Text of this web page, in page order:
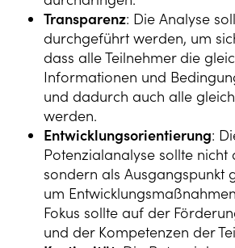
Transparenz: Die Analyse
durchgeführt werden, um
dass alle Teilnehmer die
Informationen und
und dadurch auch alle
werden.
Entwicklungsorientierung:
Potenzialanalyse sollte nicht
sondern als Ausgangspunkt
um
Fokus sollte auf der
und der Kompetenzen der